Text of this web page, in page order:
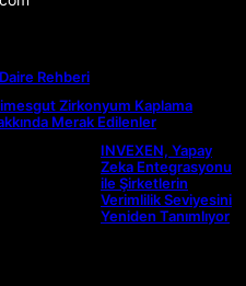
Rehberi
Zirkonyum Kaplama
Merak Edilenler
INVEXEN, Yapay
Zeka Entegrasyonu
ile Şirketlerin
Verimlilik Seviyesini
Yeniden Tanımlıyor